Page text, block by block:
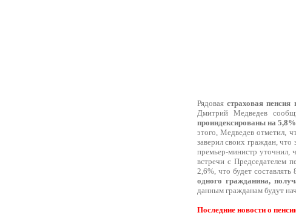
Рядоваястраховая пенсия
Дмитрий Медведев
проиндексированы на 5,8%
этого, Медведев отметил,
заверил своих граждан,
премьер-министр уточнил,
встречи с Председателем
2,6%, что будет
одного гражданина,
данным гражданам будут
Последние новости о